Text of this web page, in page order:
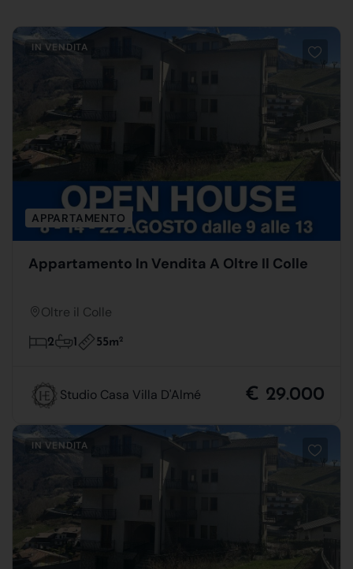
IN VENDITA
APPARTAMENTO
Appartamento In Vendita A Oltre Il Colle
Oltre il Colle
2 1 55m2
Studio Casa Villa D'Almé € 29.000
IN VENDITA